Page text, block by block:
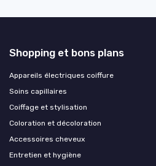
Shopping et bons plans
Appareils électriques coiffure
Soins capillaires
Coiffage et stylisation
Coloration et décoloration
Accessoires cheveux
Entretien et hygiène